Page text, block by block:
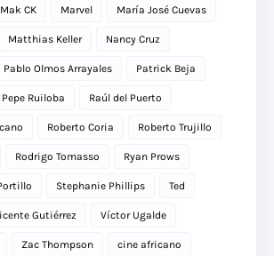
Mak CK Marvel María José Cuevas
Matthias Keller Nancy Cruz
Pablo Olmos Arrayales Patrick Beja
Pepe Ruiloba Raúl del Puerto
Roberto Coria Roberto Trujillo
Rodrigo Tomasso Ryan Prows
Stephanie Phillips Ted
Gutiérrez Víctor Ugalde
Zac Thompson cine africano